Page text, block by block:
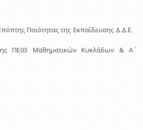
Ποιότητας της Εκπαίδευσης Δ.Δ.Ε.
ΠΕ03 Μαθηματικών Κυκλάδων & Α΄